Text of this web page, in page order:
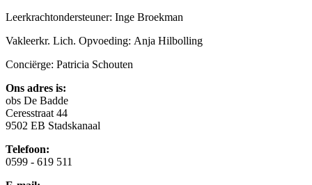
Leerkrachtondersteuner: Inge Broekman
Vakleerkr. Lich. Opvoeding: Anja Hilbolling
Conciërge: Patricia Schouten
Ons adres is:
obs De Badde
Ceresstraat 44
9502 EB Stadskanaal
Telefoon:
0599 - 619 511